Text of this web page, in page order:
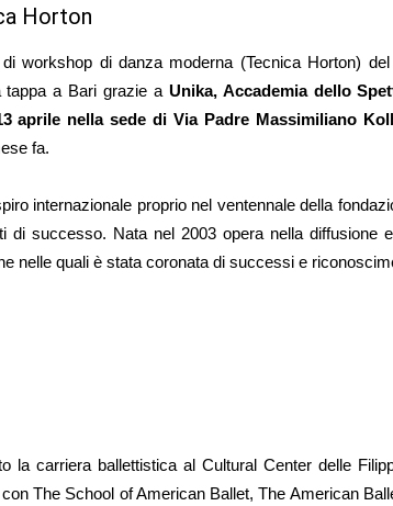
Horton
workshop di danza moderna (Tecnica Horton)
tappa a Bari grazie a Unika, Accademia dello
aprile nella sede di Via Padre Massimiliano
fa.
internazionale proprio nel ventennale della
di successo. Nata nel 2003 opera nella diffusione
nelle quali è stata coronata di successi e
la carriera ballettistica al Cultural Center delle
The School of American Ballet, The American